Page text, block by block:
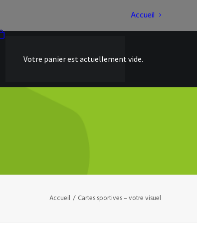
Accueil
Votre panier est actuellement vide.
Accueil Cartes sportives – votre visuel